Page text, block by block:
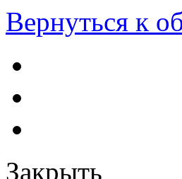
Вернуться к
Закрыть